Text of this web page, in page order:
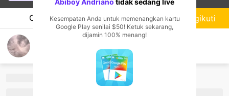
Chat Streamer
Abiboy Andriano's Live Channel
Mengikuti
Abiboy Andriano tidak sedang live
Kesempatan Anda untuk memenangkan kartu
Google Play senilai $50! Ketuk sekarang,
dijamin 100% menang!